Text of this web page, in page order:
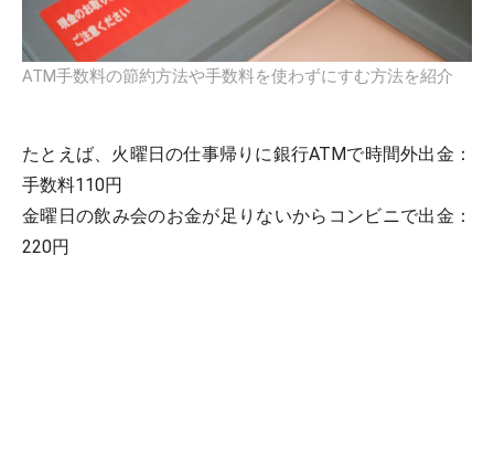
ATM手数料の節約方法や手数料を使わずにすむ方法を紹介
たとえば、火曜日の仕事帰りに銀行ATMで時間外出金：
手数料110円
金曜日の飲み会のお金が足りないからコンビニで出金：
220円